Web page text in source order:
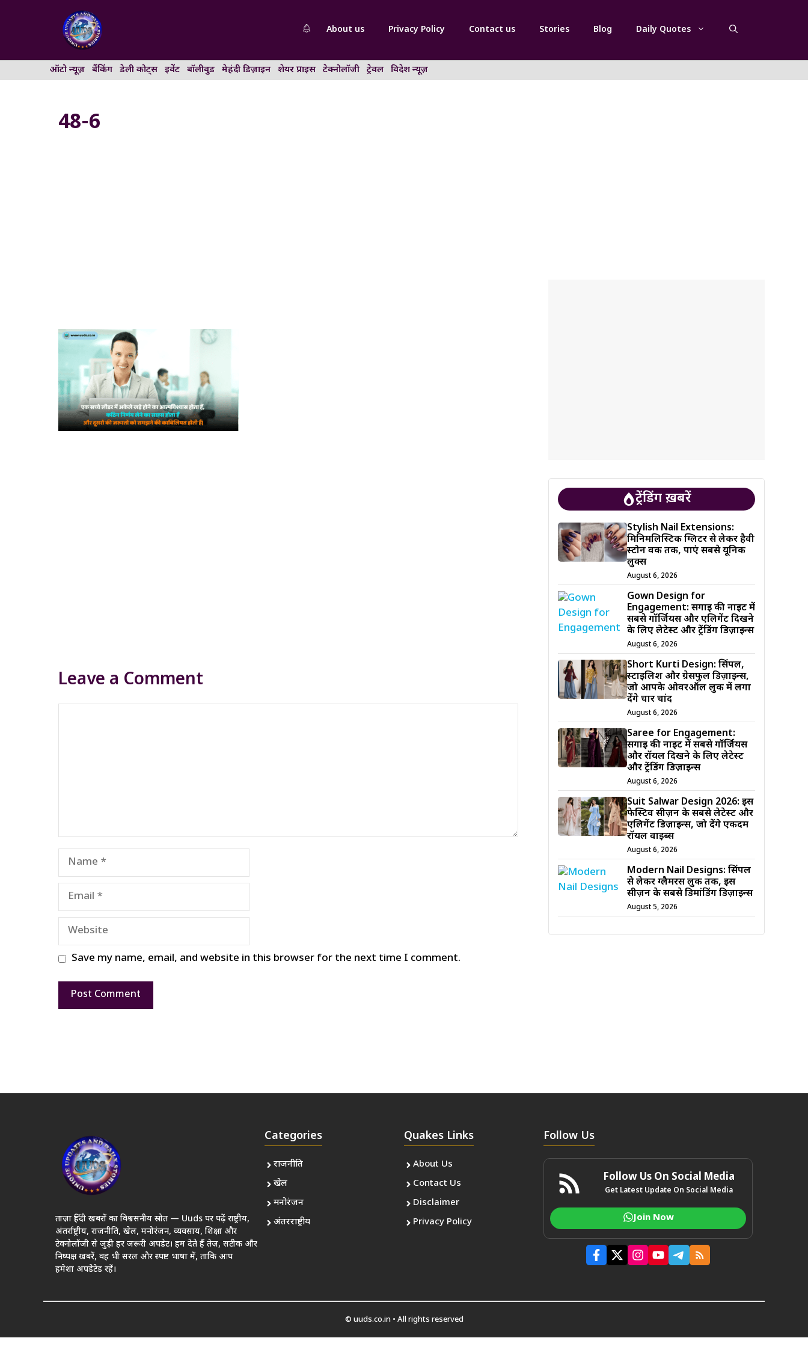
About us Privacy Policy Contact us Stories Blog Daily Quotes
ऑटो न्यूज़ बैंकिंग डेली कोट्स इवेंट बॉलीवुड मेहंदी डिज़ाइन शेयर प्राइस टेक्नोलॉजी ट्रेवल विदेश न्यूज़
48-6
Leave a Comment
Name
Email
Website
Save my name, email, and website in this browser for the next time I comment.
ट्रेंडिंग ख़बरें
Stylish Nail Extensions:
मिनिमलिस्टिक ग्लिटर से लेकर हैवी
स्टोन वर्क तक, पाएं सबसे यूनिक
लुक्स
August 6, 2026
Gown Design for
Engagement: सगाई की नाइट में
सबसे गॉर्जियस और एलिगेंट दिखने
के लिए लेटेस्ट और ट्रेंडिंग डिज़ाइन्स
August 6, 2026
Short Kurti Design: सिंपल,
स्टाइलिश और ग्रेसफुल डिज़ाइन्स,
जो आपके ओवरऑल लुक में लगा
देंगे चार चांद
August 6, 2026
Saree for Engagement:
सगाई की नाइट में सबसे गॉर्जियस
और रॉयल दिखने के लिए लेटेस्ट
और ट्रेंडिंग डिज़ाइन्स
August 6, 2026
Suit Salwar Design 2026: इस
फेस्टिव सीज़न के सबसे लेटेस्ट और
एलिगेंट डिज़ाइन्स, जो देंगे एकदम
रॉयल वाइब्स
August 6, 2026
Modern Nail Designs: सिंपल
से लेकर ग्लैमरस लुक तक, इस
सीज़न के सबसे डिमांडिंग डिज़ाइन्स
August 5, 2026
ताज़ा हिंदी खबरों का विश्वसनीय स्रोत — Uuds पर पढ़ें राष्ट्रीय,
अंतर्राष्ट्रीय, राजनीति, खेल, मनोरंजन, व्यवसाय, शिक्षा और
टेक्नोलॉजी से जुड़ी हर जरूरी अपडेट। हम देते हैं तेज़, सटीक और
निष्पक्ष खबरें, वह भी सरल और स्पष्ट भाषा में, ताकि आप
हमेशा अपडेटेड रहें।
Categories
राजनीति
खेल
मनोरंजन
अंतरराष्ट्रीय
Quakes Links
About Us
Contact Us
Disclaimer
Privacy Policy
Follow Us
Follow Us On Social Media
Get Latest Update On Social Media
Join Now
© uuds.co.in • All rights reserved